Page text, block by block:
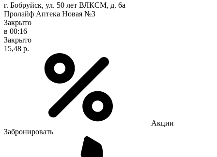
г. Бобруйск, ул. 50 лет ВЛКСМ, д. 6а
Пролайф Аптека Новая №3
Закрыто
в 00:16
Закрыто
15,48 р.
Акции
Забронировать